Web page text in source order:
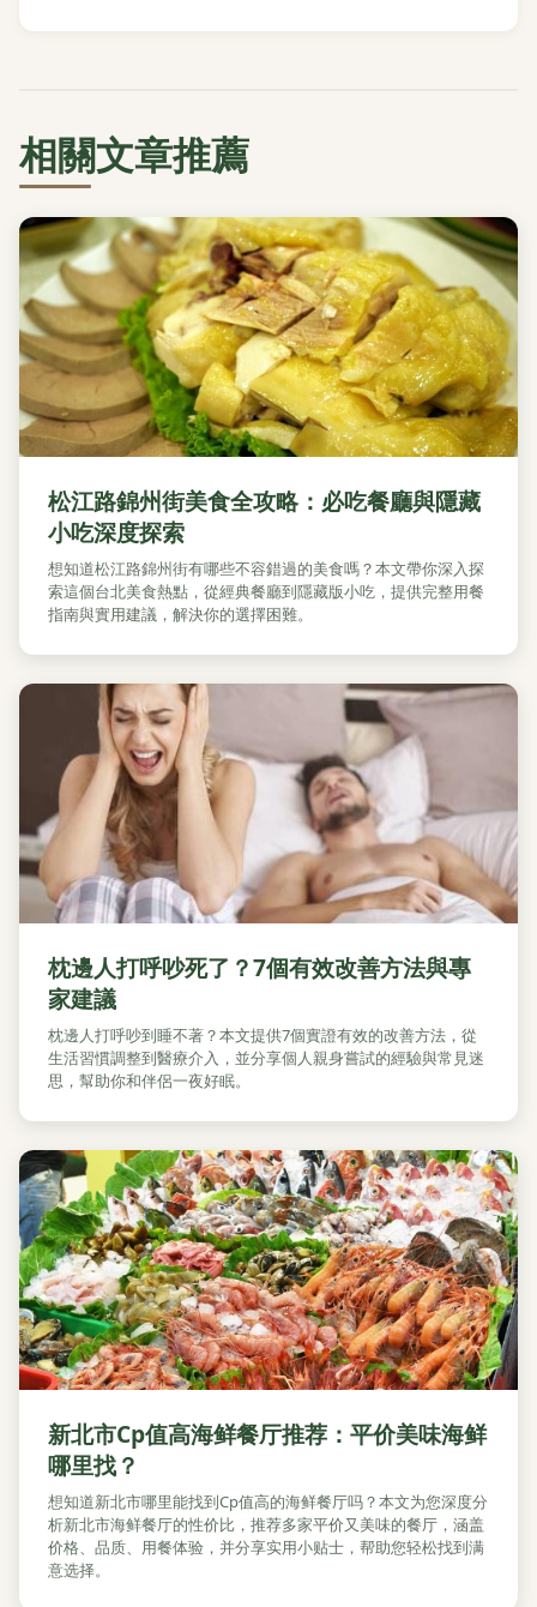
相關文章推薦
松江路錦州街美食全攻略：必吃餐廳與隱藏
小吃深度探索
想知道松江路錦州街有哪些不容錯過的美食嗎？本文帶你深入探
索這個台北美食熱點，從經典餐廳到隱藏版小吃，提供完整用餐
指南與實用建議，解決你的選擇困難。
枕邊人打呼吵死了？7個有效改善方法與專
家建議
枕邊人打呼吵到睡不著？本文提供7個實證有效的改善方法，從
生活習慣調整到醫療介入，並分享個人親身嘗試的經驗與常見迷
思，幫助你和伴侶一夜好眠。
新北市Cp值高海鲜餐厅推荐：平价美味海鲜
哪里找？
想知道新北市哪里能找到Cp值高的海鲜餐厅吗？本文为您深度分
析新北市海鲜餐厅的性价比，推荐多家平价又美味的餐厅，涵盖
价格、品质、用餐体验，并分享实用小贴士，帮助您轻松找到满
意选择。